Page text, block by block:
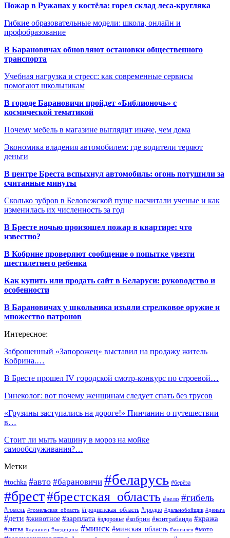
Пожар в Ружанах у костёла: горел склад леса-кругляка
Гибкие образовательные модели: школа, онлайн и
профобразование
В Барановичах обновляют остановки общественного
транспорта
Учебная нагрузка и стресс: как современные сервисы
помогают школьникам
В городе Барановичи пройдет «Библионочь» с
космической тематикой
Почему мебель в магазине выглядит иначе, чем дома
Экономика владения автомобилем: где водители теряют
деньги
В центре Бреста вспыхнул автомобиль: огонь потушили за
считанные минуты
Сколько зубров в Беловежской пуще насчитали ученые и как
изменилась их численность за год
В Бресте ночью произошел пожар в квартире: что
известно?
В Кобрине проверяют сообщение о попытке увезти
шестилетнего ребенка
Как купить или продать сайт в Беларуси: руководство и
особенности
В Барановичах у школьника изъяли стрелковое оружие и
множество патронов
Интересное:
Заброшенный «Запорожец» выставил на продажу житель
Кобрина.…
В Бресте прошел IV городской смотр-конкурс по строевой…
Гинеколог: вот почему женщинам следует спать без трусов
«Грузины заступались на дороге!» Пинчанин о путешествии
в…
Стоит ли мыть машину в мороз на мойке
самообслуживания?…
Метки
#tochka #авто #барановичи #беларусь #берёза
#брест#брестская_область #вело #гибель
#гомель #гомельская_область #гродненская_область #гродно #дальнобойщик #деньга
#дети #животное #зарплата #здоровье #кобрин #контрабанда #кража
#литва #лунинец #медицина #минск #минская_область #могилёв #мото